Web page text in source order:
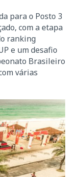
para o Posto 3
com a etapa
ranking
e um desafio
Brasileiro
várias